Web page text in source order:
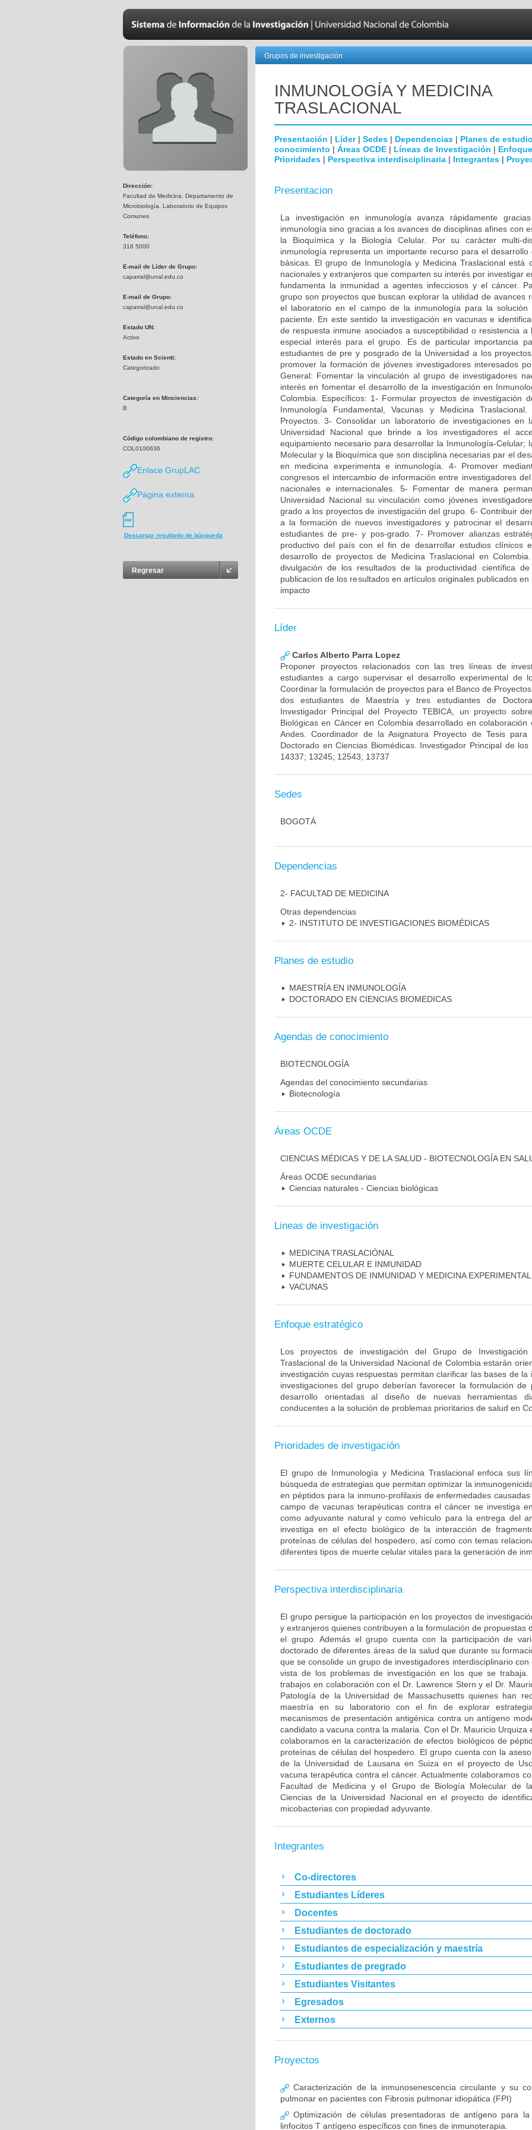
Dirección:
Facultad de Medicina. Departamento de
Microbiología. Laboratorio de Equipos
Comunes
Teléfono:
316 5000
E-mail de Líder de Grupo:
caparral@unal.edu.co
E-mail de Grupo:
caparral@unal.edu.co
Estado UN:
Activo
Estado en Scienti:
Categorizado
Categoría en Minciencias:
B
Código colombiano de registro:
COL0100636
Enlace GrupLAC
Página externa
Descargar resultado de búsqueda
Regresar
Grupos de investigación
INMUNOLOGÍA Y MEDICINA
TRASLACIONAL
Presentación | Líder| Sedes | Dependencias | Planes de
conocimiento | Áreas OCDE | Líneas de Investigación |
Prioridades | Perspectiva interdisciplinaria | Integrantes |
Presentacion
La investigación en inmunología avanza rápidamente
inmunología sino gracias a los avances de disciplinas afines con
la Bioquímica y la Biología Celular. Por su carácter multi-
inmunología representa un importante recurso para el
básicas. El grupo de Inmunología y Medicina Traslacional está
nacionales y extranjeros que comparten su interés por investigar
fundamenta la inmunidad a agentes infecciosos y el cáncer.
grupo son proyectos que buscan explorar la utilidad de avances
el laboratorio en el campo de la inmunología para la
paciente. En este sentido la investigación en vacunas e
de respuesta inmune asociados a susceptibilidad o resistencia
especial interés para el grupo. Es de particular importancia
estudiantes de pre y posgrado de la Universidad a los
promover la formación de jóvenes investigadores interesados
General: Fomentar la vinculación al grupo de investigadores
interés en fomentar el desarrollo de la investigación en
Colombia. Específicos: 1- Formular proyectos de investigación
Inmunología Fundamental, Vacunas y Medicina
Proyectos. 3- Consolidar un laboratorio de investigaciones
Universidad Nacional que brinde a los investigadores el
equipamiento necesario para desarrollar la Inmunología-Celular;
Molecular y la Bioquímica que son disciplina necesarias par el
en medicina experimenta e inmunología. 4- Promover
congresos el intercambio de información entre investigadores
nacionales e internacionales. 5- Fomentar de manera
Universidad Nacional su vinculación como jóvenes
grado a los proyectos de investigación del grupo. 6- Contribuir
a la formación de nuevos investigadores y patrocinar el
estudiantes de pre- y pos-grado. 7- Promover alianzas
productivo del país con el fin de desarrollar estudios clínicos
desarrollo de proyectos de Medicina Traslacional en
divulgación de los resultados de la productividad científica
publicacion de los resultados en artículos originales publicados
impacto
Líder
Carlos Alberto Parra Lopez
Proponer proyectos relacionados con las tres líneas de
estudiantes a cargo supervisar el desarrollo experimental de
Coordinar la formulación de proyectos para el Banco de
dos estudiantes de Maestría y tres estudiantes de
Investigador Principal del Proyecto TEBICA, un proyecto
Biológicas en Cáncer en Colombia desarrollado en
Andes. Coordinador de la Asignatura Proyecto de Tesis
Doctorado en Ciencias Biomédicas. Investigador Principal de los
14337; 13245; 12543; 13737
Sedes
BOGOTÁ
Dependencias
2- FACULTAD DE MEDICINA
Otras dependencias
2- INSTITUTO DE INVESTIGACIONES BIOMÉDICAS
Planes de estudio
MAESTRÍA EN INMUNOLOGÍA
DOCTORADO EN CIENCIAS BIOMEDICAS
Agendas de conocimiento
BIOTECNOLOGÍA
Agendas del conocimiento secundarias
Biotecnología
Áreas OCDE
CIENCIAS MÉDICAS Y DE LA SALUD - BIOTECNOLOGÍA EN
Áreas OCDE secundarias
Ciencias naturales - Ciencias biológicas
Lineas de investigación
MEDICINA TRASLACIÓNAL
MUERTE CELULAR E INMUNIDAD
FUNDAMENTOS DE INMUNIDAD Y MEDICINA EXPERIMENTAL
VACUNAS
Enfoque estratégico
Los proyectos de investigación del Grupo de
Traslacional de la Universidad Nacional de Colombia estarán
investigación cuyas respuestas permitan clarificar las bases de
investigaciones del grupo deberían favorecer la formulación
desarrollo orientadas al diseño de nuevas herramientas
conducentes a la solución de problemas prioritarios de salud en
Prioridades de investigación
El grupo de Inmunología y Medicina Traslacional enfoca sus
búsqueda de estrategias que permitan optimizar la
en péptidos para la inmuno-profilaxis de enfermedades
campo de vacunas terapéuticas contra el cáncer se investiga
como adyuvante natural y como vehículo para la entrega del
investiga en el efecto biológico de la interacción de
proteínas de células del hospedero, así como con temas
diferentes tipos de muerte celular vitales para la generación de
Perspectiva interdisciplinaria
El grupo persigue la participación en los proyectos de
y extranjeros quienes contribuyen a la formulación de propuestas
el grupo. Además el grupo cuenta con la participación de
doctorado de diferentes áreas de la salud que durante su
que se consolide un grupo de investigadores interdisciplinario
vista de los problemas de investigación en los que se trabaja.
trabajos en colaboración con el Dr. Lawrence Stern y el Dr.
Patología de la Universidad de Massachusetts quienes han
maestría en su laboratorio con el fin de explorar
mecanismos de presentación antigénica contra un antígeno
candidato a vacuna contra la malaria. Con el Dr. Mauricio Urquiza
colaboramos en la caracterización de efectos biológicos de
proteínas de células del hospedero. El grupo cuenta con la
de la Universidad de Lausana en Suiza en el proyecto de
vacuna terapéutica contra el cáncer. Actualmente colaboramos
Facultad de Medicina y el Grupo de Biología Molecular de
Ciencias de la Universidad Nacional en el proyecto de
micobacterias con propiedad adyuvante.
Integrantes
Co-directores
Estudiantes Líderes
Docentes
Estudiantes de doctorado
Estudiantes de especialización y maestría
Estudiantes de pregrado
Estudiantes Visitantes
Egresados
Externos
Proyectos
Caracterización de la inmunosenescencia circulante y su
pulmonar en pacientes con Fibrosis pulmonar idiopática (FPI)
Optimización de células presentadoras de antígeno para
linfocitos T antígeno específicos con fines de inmunoterapia.